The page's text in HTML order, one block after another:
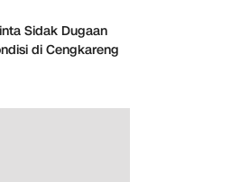
Sidak Dugaan
di Cengkareng